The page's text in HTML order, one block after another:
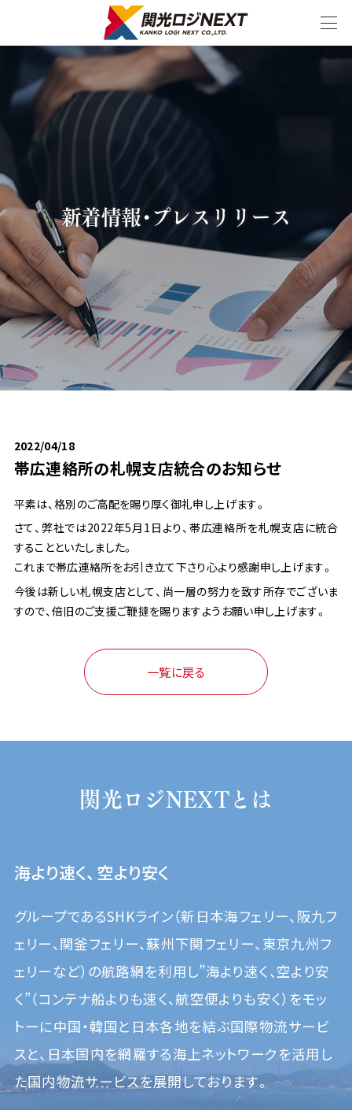
ダウンロード
特長
国際・国内物流
国際物流
フェリー輸送のメリット
航路紹介
国際物流の特徴
主な輸送事例 国内物流
フェリー輸送のメリット
航路紹介
国内物流の特徴
主な輸送事例
物流サービス
中国輸送サービス
韓国フェリー輸送サービス
国際・国内複合一貫輸送
20トントレーラーによる海上輸送サービス
半導体・製造装置の高品質輸送
精密機器輸送サービス
インランドデポサービス
倉庫保管サービス
幹線輸送サービス
海陸一貫輸送
戸口輸送
特殊貨物集荷～輸送サービス
内航フェリーによる輸送サービス
NVOCCサービス
輸送・梱包一貫サービス
課題から探す
リードタイムを短縮したい
輸送品質を向上したい
モーダルシフトとは？メリットと解決できる課題
物流の効率化を図りたい
物流業界の2024年問題対策
海上輸送のコンテナ不足問題
RORO船・フェリー輸送のメリット
フェリーによる海上輸送で航空輸送のコストダウ
ン
共同配送でコスト・CO2削減
365日・土日祝通関対応
物流改善で取り組むSDGｓアクション
ホワイト物流の推進
物流のBCP対策
ドライバー不足対策
物流クライシスに備える
物流コラム
設備紹介
グループ船会社
国内輸送設備
国際輸送設備
所有倉庫
物流子会社
会社情報
ご挨拶
会社概要
会社沿革
拠点案内
CSR
プレスリリース
サイトポリシー
サイトマップ
新着情報・プレスリリース
2022/04/18
帯広連絡所の札幌支店統合のお知らせ
平素は、格別のご高配を賜り厚く御礼申し上げます。
さて、弊社では2022年5月1日より、帯広連絡所を札幌支店に統合
することといたしました。
これまで帯広連絡所をお引き立て下さり心より感謝申し上げます。
今後は新しい札幌支店として、尚一層の努力を致す所存でございま
すので、倍旧のご支援ご鞭撻を賜りますようお願い申し上げます。
一覧に戻る
関光ロジNEXTとは
海より速く、空より安く
グループであるSHKライン（新日本海フェリー、阪九フ
ェリー、関釜フェリー、蘇州下関フェリー、東京九州フ
ェリーなど）の航路網を利用し”海より速く、空より安
く”（コンテナ船よりも速く、航空便よりも安く）をモッ
トーに中国・韓国と日本各地を結ぶ国際物流サービ
スと、日本国内を網羅する海上ネットワークを活用し
た国内物流サービスを展開しております。